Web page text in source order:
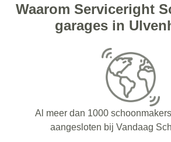
Waarom Serviceright
garages in
Al meer dan 1000
aangesloten bij Vandaag